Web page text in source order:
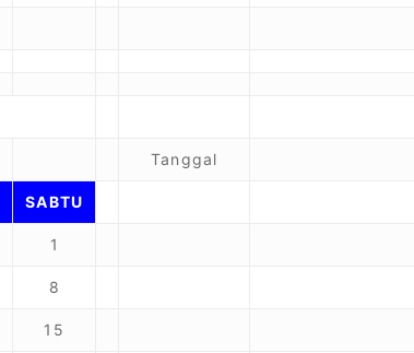
Tanggal
SABTU
1
8
15